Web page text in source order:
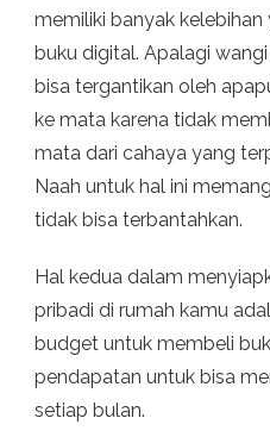
memiliki banyak
buku digital. Apalagi
bisa tergantikan oleh
ke mata karena tidak
mata dari cahaya yang
Naah untuk hal ini
tidak bisa terbantahkan.
Hal kedua dalam
pribadi di rumah kamu
budget untuk membeli
pendapatan untuk bisa
setiap bulan.